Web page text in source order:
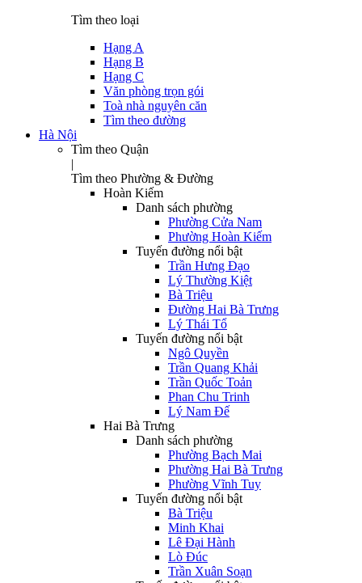
Tìm theo loại
Hạng A
Hạng B
Hạng C
Văn phòng trọn gói
Toà nhà nguyên căn
Tìm theo đường
Hà Nội
Tìm theo Quận
|
Tìm theo Phường & Đường
Hoàn Kiếm
Danh sách phường
Phường Cửa Nam
Phường Hoàn Kiếm
Tuyến đường nổi bật
Trần Hưng Đạo
Lý Thường Kiệt
Bà Triệu
Đường Hai Bà Trưng
Lý Thái Tổ
Tuyến đường nổi bật
Ngô Quyền
Trần Quang Khải
Trần Quốc Toản
Phan Chu Trinh
Lý Nam Đế
Hai Bà Trưng
Danh sách phường
Phường Bạch Mai
Phường Hai Bà Trưng
Phường Vĩnh Tuy
Tuyến đường nổi bật
Bà Triệu
Minh Khai
Lê Đại Hành
Lò Đúc
Trần Xuân Soạn